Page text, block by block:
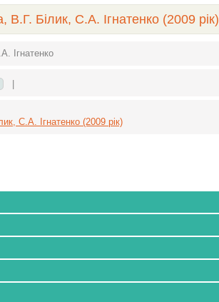
Білик, С.А. Ігнатенко (2009 рік)
Ігнатенко
С.А. Ігнатенко (2009 рік)